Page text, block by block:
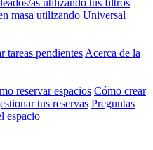
masa utilizando Universal
tareas pendientes Acerca de la
reservar espacios Cómo crear
tus reservas Preguntas
espacio